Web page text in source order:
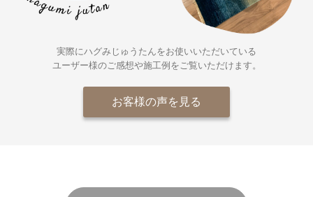
実際にハグみじゅうたんをお使いいただいている
ユーザー様のご感想や施工例をご覧いただけます。
お客様の声を見る